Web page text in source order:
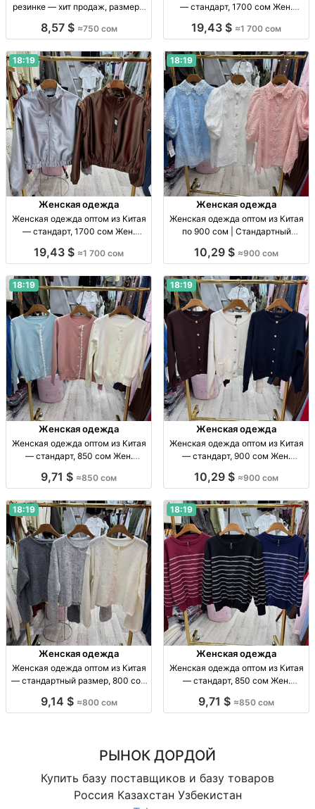
резинке — хит продаж, размеры
резинке, заниж. талия, цв.: чёрн.,
S–M.
8,57 $ ≈750 сом
— стандарт, 1700 сом Жен.
1700 сом, поставки по СНГ
19,43 $ ≈1 700 сом
18:19
Женская одежда
Женская одежда оптом из Китая
— стандарт, 1700 сом Жен.
1700 сом, поставки по СНГ.
19,43 $ ≈1 700 сом
18:19
Женская одежда
Женская одежда оптом из Китая
по 900 сом | Стандартный
стандарт, Китай, 900 сом/шт.
10,29 $ ≈900 сом
18:19
Женская одежда
Женская одежда оптом из Китая
— стандарт, 850 сом Жен.
прямые поставки, отправка по
9,71 $ ≈850 сом
18:19
Женская одежда
Женская одежда оптом из Китая
— стандарт, 900 сом Жен.
сом; отправка по СНГ
10,29 $ ≈900 сом
18:19
Женская одежда
Женская одежда оптом из Китая
— стандартный размер, 800 сом
Китай, 800 сом, отправка по СНГ
9,14 $ ≈800 сом
18:19
Женская одежда
Женская одежда оптом из Китая
— стандарт, 850 сом Жен.
Китай, 850 сом.
9,71 $ ≈850 сом
РЫНОК ДОРДОЙ
Купить базу поставщиков и базу товаров
Россия Казахстан Узбекистан